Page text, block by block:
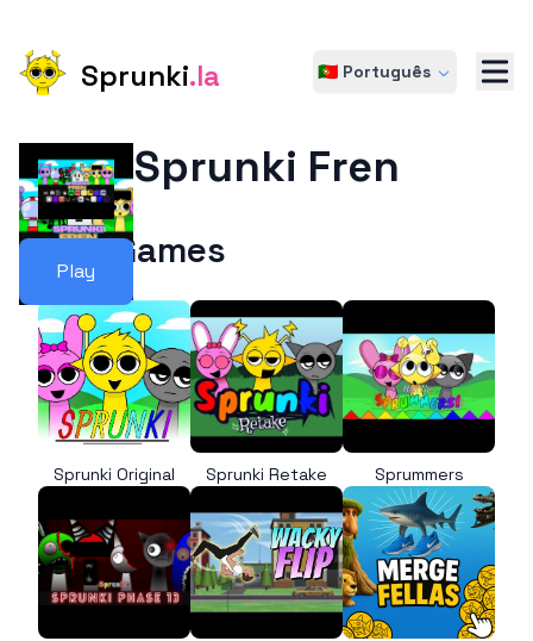
Sprunki.la 🇵🇹 Português
Play
Sprunki Fren
More Games
Sprunki Original Sprunki Retake Sprummers